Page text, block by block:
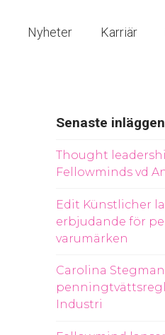
Nyheter Karriär
Senaste inläggen
Thought
Fellowminds vd
Edit Künstlicher
erbjudande för
varumärken
Carolina
Industri